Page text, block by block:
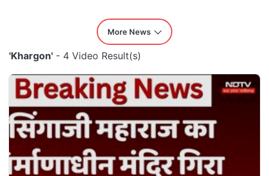
More News
'Khargon' - 4 Video Result(s)